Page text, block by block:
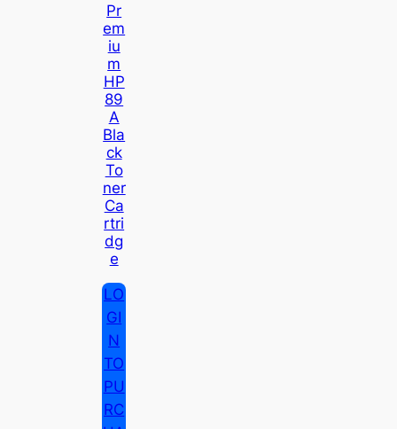
Pr
Em
Iu
M
HP
89
A
Bla
Ck
To
Ner
Ca
Rtri
Dg
E
LO
GI
N
TO
PU
RC